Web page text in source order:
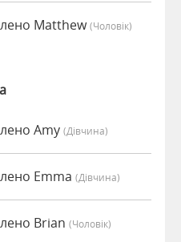
Matthew(чоловік)
Amy (дівчина)
Emma (дівчина)
Brian (чоловік)